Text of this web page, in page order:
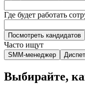
Где будет работать
Посмотреть кандидатов
Часто ищут
SMM-менеджер
Выбирайте,